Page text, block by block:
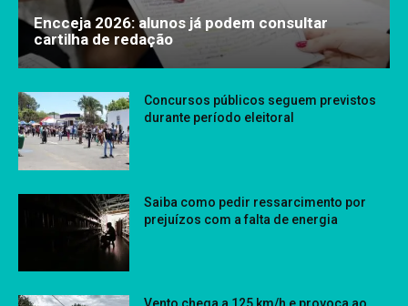
Encceja 2026: alunos já podem consultar
cartilha de redação
Concursos públicos seguem previstos
durante período eleitoral
Saiba como pedir ressarcimento por
prejuízos com a falta de energia